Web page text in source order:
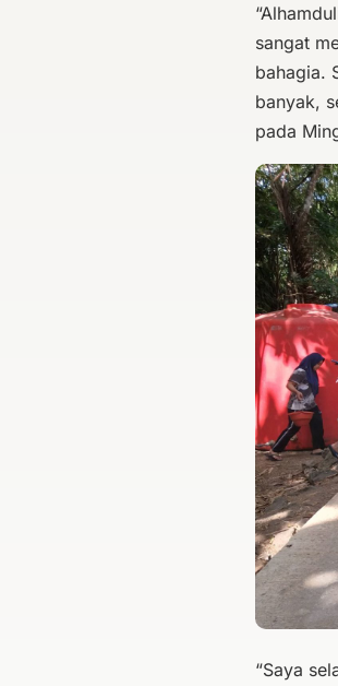
sangat
bahagia.
banyak,
pada
“Saya